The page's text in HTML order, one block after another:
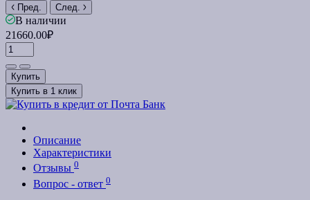
Пред. След.
В наличии
21660.00₽
Купить
Купить в 1 клик
Описание
Характеристики
Отзывы 0
Вопрос - ответ 0